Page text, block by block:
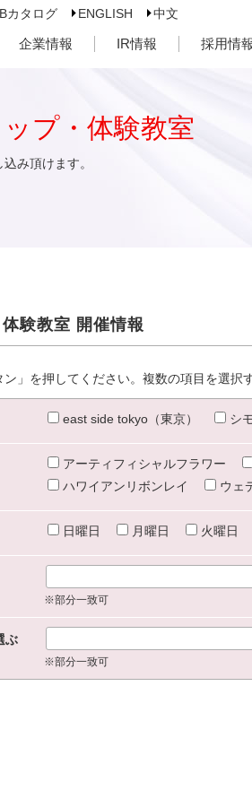
カタログ ENGLISH 中文
企業情報 IR情報 採用情
プ・体験教室
み頂けます。
験教室 開催情報
」を押してください。複数の項目を選択
east side tokyo（東京） シ
アーティフィシャルフラワー
ハワイアンリボンレイ
ウェ
日曜日 月曜日 火曜日
※部分一致可
ぶ
※部分一致可